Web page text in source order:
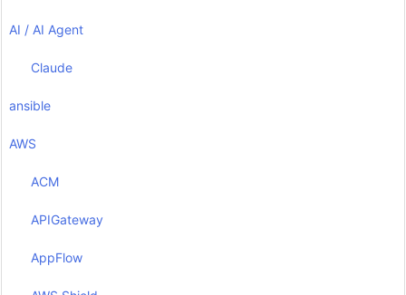
AI / AI Agent
Claude
ansible
AWS
ACM
APIGateway
AppFlow